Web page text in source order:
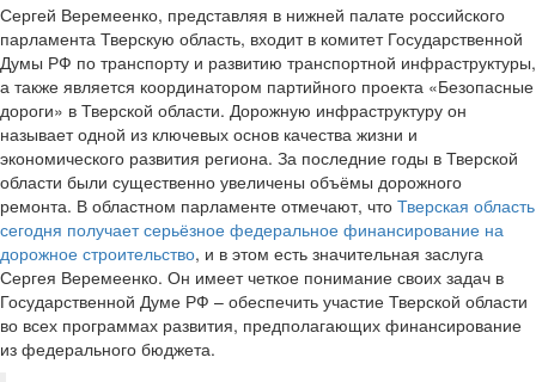
Сергей Веремеенко, представляя в нижней палате российского
парламента Тверскую область, входит в комитет Государственной
Думы РФ по транспорту и развитию транспортной инфраструктуры,
а также является координатором партийного проекта «Безопасные
дороги» в Тверской области. Дорожную инфраструктуру он
называет одной из ключевых основ качества жизни и
экономического развития региона. За последние годы в Тверской
области были существенно увеличены объёмы дорожного
ремонта. В областном парламенте отмечают, что Тверская область
сегодня получает серьёзное федеральное финансирование на
дорожное строительство, и в этом есть значительная заслуга
Сергея Веремеенко. Он имеет четкое понимание своих задач в
Государственной Думе РФ – обеспечить участие Тверской области
во всех программах развития, предполагающих финансирование
из федерального бюджета.